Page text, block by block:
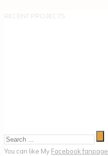
RECENT PROJECTS
You can like My Facebook fanpage